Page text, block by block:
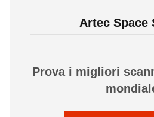
Artec Space
Prova i migliori